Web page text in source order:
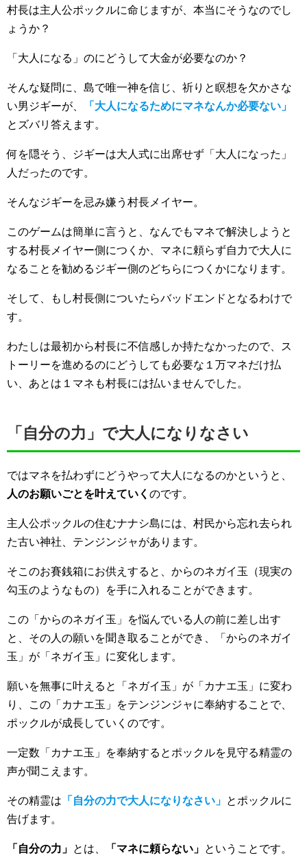
村長は主人公ポックルに命じますが、本当にそうなのでし
ょうか？
「大人になる」のにどうして大金が必要なのか？
そんな疑問に、島で唯一神を信じ、祈りと瞑想を欠かさな
い男ジギーが、
「大人になるためにマネなんか必要ない」
とズバリ答えます。
何を隠そう、ジギーは大人式に出席せず「大人になった」
人だったのです。
そんなジギーを忌み嫌う村長メイヤー。
このゲームは簡単に言うと、なんでもマネで解決しようと
する村長メイヤー側につくか、マネに頼らず自力で大人に
なることを勧めるジギー側のどちらにつくかになります。
そして、もし村長側についたらバッドエンドとなるわけで
す。
わたしは最初から村長に不信感しか持たなかったので、ス
トーリーを進めるのにどうしても必要な１万マネだけ払
い、あとは１マネも村長には払いませんでした。
「自分の力」で大人になりなさい
ではマネを払わずにどうやって大人になるのかというと、
人のお願いごとを叶えていく のです。
主人公ポックルの住むナナシ島には、村民から忘れ去られ
た古い神社、テンジンジャがあります。
そこのお賽銭箱にお供えすると、からのネガイ玉（現実の
勾玉のようなもの）を手に入れることができます。
この「からのネガイ玉」を悩んでいる人の前に差し出す
と、その人の願いを聞き取ることができ、「からのネガイ
玉」が「ネガイ玉」に変化します。
願いを無事に叶えると「ネガイ玉」が「カナエ玉」に変わ
り、この「カナエ玉」をテンジンジャに奉納することで、
ポックルが成長していくのです。
一定数「カナエ玉」を奉納するとポックルを見守る精霊の
声が聞こえます。
その精霊は 「自分の力で大人になりなさい」 とポックルに
告げます。
「自分の力」 とは、 「マネに頼らない」 ということです。